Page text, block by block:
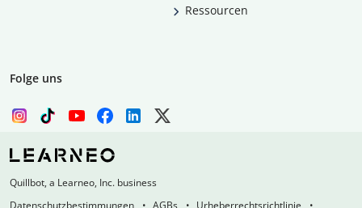
Ressourcen
Folge uns
Quillbot, a Learneo, Inc. business